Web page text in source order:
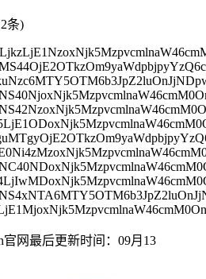
条)
网最后更新时间： 09月13